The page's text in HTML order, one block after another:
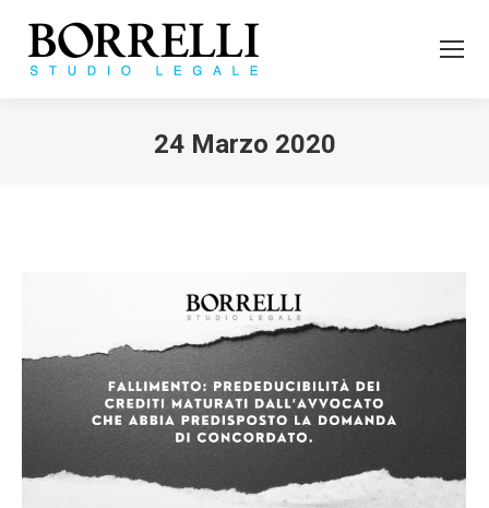
24 Marzo 2020